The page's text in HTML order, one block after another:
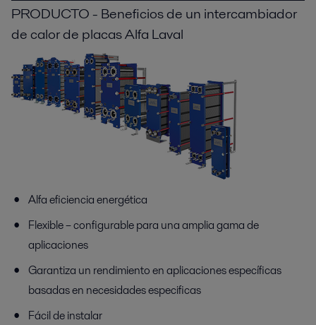
PRODUCTO - Beneficios de un intercambiador
de calor de placas Alfa Laval
Alfa eficiencia energética
Flexible – configurable para una amplia gama de
aplicaciones
Garantiza un rendimiento en aplicaciones específicas
basadas en necesidades especificas
Fácil de instalar